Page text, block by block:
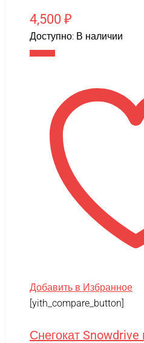
4,500 ₽
Доступно: В наличии
Добавить в Избранное
[yith_compare_button]
Снегокат